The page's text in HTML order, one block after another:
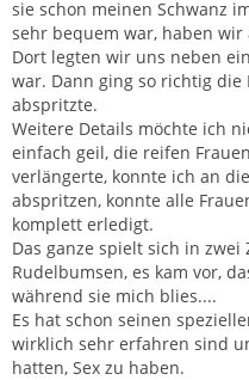
sie schon meinen Schwanz
sehr bequem war, haben wir
Dort legten wir uns neben
war. Dann ging so richtig die
abspritzte.
Weitere Details möchte ich
einfach geil, die reifen
verlängerte, konnte ich an
abspritzen, konnte alle
komplett erledigt.
Das ganze spielt sich in
Rudelbumsen, es kam vor,
während sie mich blies....
Es hat schon seinen
wirklich sehr erfahren sind
hatten, Sex zu haben.